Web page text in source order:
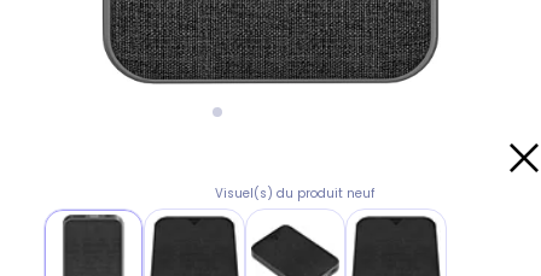
Visuel(s) du produit neuf